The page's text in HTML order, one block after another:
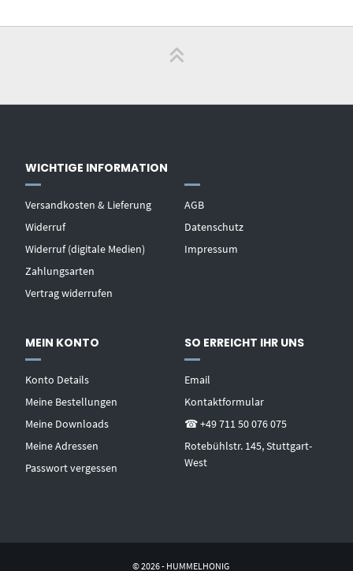
WICHTIGE INFORMATION
Versandkosten & Lieferung
Widerruf
Widerruf (digitale Medien)
Zahlungsarten
Vertrag widerrufen
AGB
Datenschutz
Impressum
MEIN KONTO
Konto Details
Meine Bestellungen
Meine Downloads
Meine Adressen
Passwort vergessen
SO ERREICHT IHR UNS
Email
Kontaktformular
☎ +49 711 50 076 075
Rotebühlstr. 145, Stuttgart-
West
© 2026 - HUMMELHONIG